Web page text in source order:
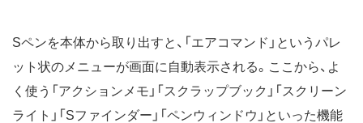
Sペンを本体から取り出すと、「エアコマンド」というパレ
ット状のメニューが画面に自動表示される。ここから、よ
く使う「アクションメモ」「スクラップブック」「スクリーン
ライト」「Sファインダー」「ペンウィンドウ」といった機能